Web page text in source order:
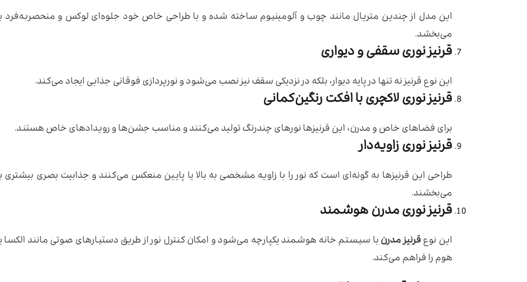
این مدل از چندین متریال مانند چوب و آلومینیوم ساخته شده و با طراحی خاص خود جلوه‌ای لوکس و منحصربه‌فرد
می‌بخشد.
قرنیز نوری سقفی و دیواری
این نوع قرنیز نه تنها در پایه دیوار، بلکه در نزدیکی سقف نیز نصب می‌شود و نورپردازی فوقانی جذابی ایجاد می‌کند.
قرنیز نوری لاکچری با افکت رنگین‌کمانی
برای فضاهای خاص و مدرن، این قرنیزها نورهای چندرنگ تولید می‌کنند و مناسب جشن‌ها و رویدادهای خاص هستند.
قرنیز نوری زاویه‌دار
طراحی این قرنیزها به گونه‌ای است که نور را با زاویه مشخصی به بالا یا پایین منعکس می‌کنند و جذابیت بصری
می‌بخشند.
قرنیز نوری مدرن هوشمند
این نوعقرنیز مدرنبا سیستم خانه هوشمند یکپارچه می‌شود و امکان کنترل نور از طریق دستیارهای صوتی مانند الکسا
هوم را فراهم می‌کند.